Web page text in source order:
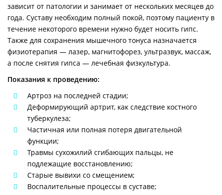
зависит от патологии и занимает от нескольких месяцев до
года. Суставу необходим полный покой, поэтому пациенту в
течение некоторого времени нужно будет носить гипс.
Также для сохранения мышечного тонуса назначается
физиотерапия — лазер, магнитофорез, ультразвук, массаж,
а после снятия гипса — лечебная физкультура.
Показания к проведению:
Артроз на последней стадии;
Деформирующий артрит, как следствие костного
туберкулеза;
Частичная или полная потеря двигательной
функции;
Травмы сухожилий сгибающих пальцы, не
подлежащие восстановлению;
Старые вывихи со смещением;
Воспалительные процессы в суставе;